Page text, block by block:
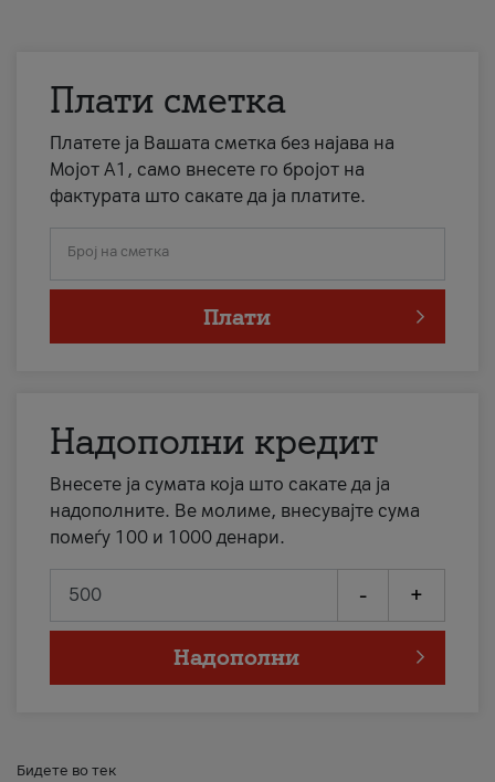
Плати сметка
Платете ја Вашата сметка без најава на
Мојот А1, само внесете го бројот на
фактурата што сакате да ја платите.
Број на сметка
Плати
Надополни кредит
Внесете ја сумата која што сакате да ја
надополните. Ве молиме, внесувајте сума
помеѓу 100 и 1000 денари.
- +
Надополни
Бидете во тек